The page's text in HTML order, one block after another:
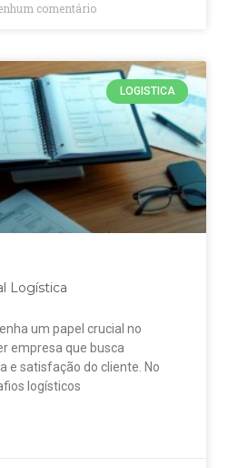
comentário
LOGISTICA
Logística
um papel crucial no
empresa que busca
e satisfação do cliente. No
logísticos